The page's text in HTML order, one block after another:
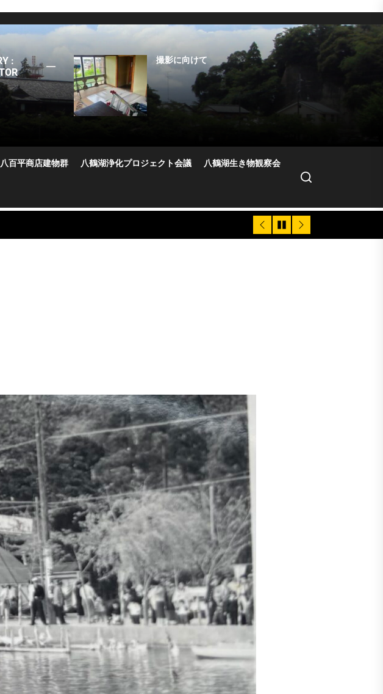
:
撮影に向けて
水はけ問題
本館2階萩の間の雨漏り
補修作業
5.10お掃除＆修繕
八百平商店建物群 八鶴湖浄化プロジェクト会議 八鶴湖生き物観察会